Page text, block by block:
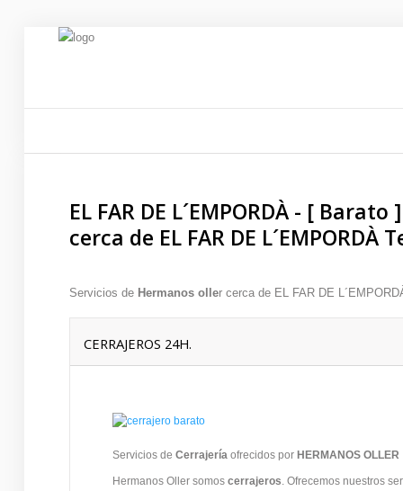
SERVICIO 24 HORAS
LLAMANOS AL
EL FAR DE L´EMPORDÀ - [
cerca de EL FAR DE L´EMPORDÀ
Servicios de Hermanos oller cerca de EL FAR DE
CERRAJEROS 24H.
Servicios deCerrajería ofrecidos por HERMANOS OLLER
Hermanos Oller somoscerrajeros. Ofrecemos nuestros